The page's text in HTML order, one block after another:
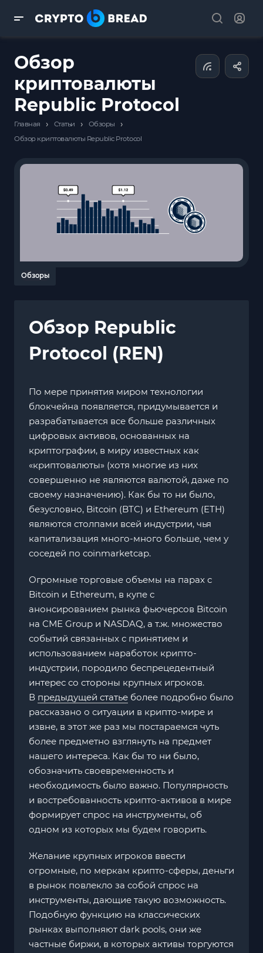
Обзор
криптовалюты
Republic Protocol
Главная › Статьи › Обзоры ›
Обзор криптовалюты Republic Protocol
Обзоры
Обзор Republic
Protocol (REN)
По мере принятия миром технологии
блокчейна появляется, придумывается и
разрабатывается все больше различных
цифровых активов, основанных на
криптографии, в миру известных как
«криптовалюты» (хотя многие из них
совершенно не являются валютой, даже по
своему назначению). Как бы то ни было,
безусловно, Bitcoin (BTC) и Ethereum (ETH)
являются столпами всей индустрии, чья
капитализация много-много больше, чем у
соседей по coinmarketcap.
Огромные торговые объемы на парах с
Bitcoin и Ethereum, в купе с
анонсированием рынка фьючерсов Bitcoin
на СМЕ Group и NASDAQ, а т.ж. множество
событий связанных с принятием и
использованием наработок крипто-
индустрии, породило беспрецедентный
интерес со стороны крупных игроков.
В предыдущей статье более подробно было
рассказано о ситуации в крипто-мире и
извне, в этот же раз мы постараемся чуть
более предметно взглянуть на предмет
нашего интереса. Как бы то ни было,
обозначить своевременность и
необходимость было важно. Популярность
и востребованность крипто-активов в мире
формирует спрос на инструменты, об
одном из которых мы будем говорить.
Желание крупных игроков ввести
огромные, по меркам крипто-сферы, деньги
в рынок повлекло за собой спрос на
инструменты, дающие такую возможность.
Подобную функцию на классических
рынках выполняют dark pools, они же
частные биржи, в которых активы торгуются